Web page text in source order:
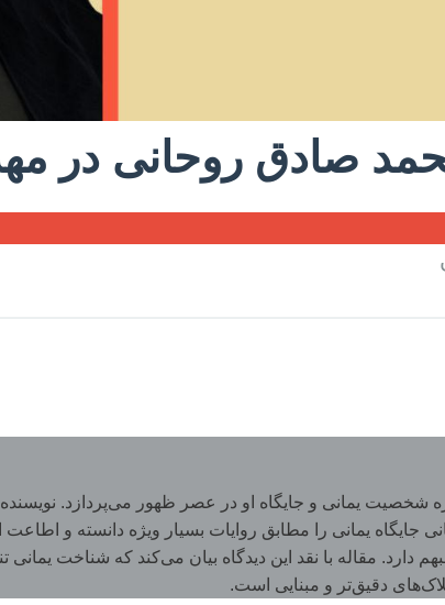
صادق روحانی در
شخصیت یمانی و جایگاه او در عصر ظهور می‌پردازد.
یمانی را مطابق روایات بسیار ویژه دانسته و اطاعت
دارد. مقاله با نقد این دیدگاه بیان می‌کند که شناخت یمانی
دقیق‌تر و مبنایی است.